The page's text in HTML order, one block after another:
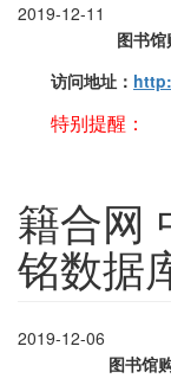
2019-12-11
图书
访问地址：
特别提醒：
籍合网
铭数据
2019-12-06
图书馆